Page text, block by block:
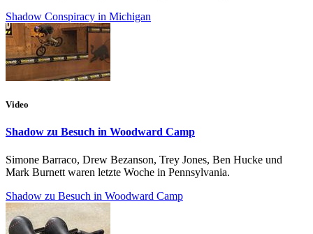
Shadow Conspiracy in Michigan
Video
Shadow zu Besuch in Woodward Camp
Simone Barraco, Drew Bezanson, Trey Jones, Ben Hucke und
Mark Burnett waren letzte Woche in Pennsylvania.
Shadow zu Besuch in Woodward Camp